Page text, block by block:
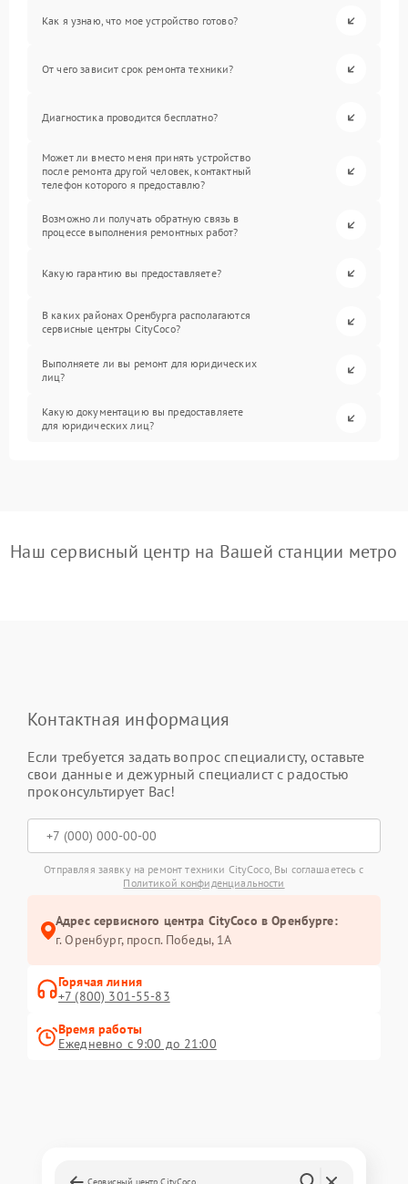
Как я узнаю, что мое устройство готово?
От чего зависит срок ремонта техники?
Диагностика проводится бесплатно?
Может ли вместо меня принять устройство
после ремонта другой человек, контактный
телефон которого я предоставлю?
Возможно ли получать обратную связь в
процессе выполнения ремонтных работ?
Какую гарантию вы предоставляете?
В каких районах Оренбурга располагаются
сервисные центры CityCoco?
Выполняете ли вы ремонт для юридических
лиц?
Какую документацию вы предоставляете
для юридических лиц?
Наш сервисный центр на Вашей станции метро
Контактная информация
Если требуется задать вопрос специалисту, оставьте
свои данные и дежурный специалист с радостью
проконсультирует Вас!
Отправляя заявку на ремонт техники CityCoco, Вы соглашаетесь с
Политикой конфиденциальности
Адрес сервисного центра CityCoco в Оренбурге:
г. Оренбург, просп. Победы, 1А
Горячая линия
+7 (800) 301-55-83
Время работы
Ежедневно с 9:00 до 21:00